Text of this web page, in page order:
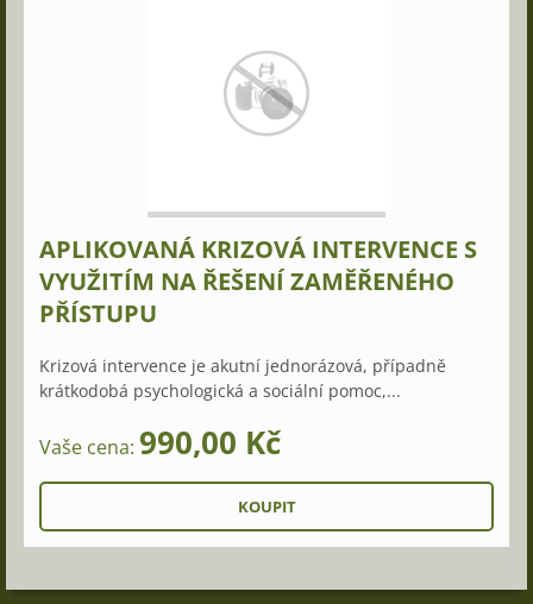
APLIKOVANÁ KRIZOVÁ INTERVENCE S
VYUŽITÍM NA ŘEŠENÍ ZAMĚŘENÉHO
PŘÍSTUPU
Krizová intervence je akutní jednorázová, případně
krátkodobá psychologická a sociální pomoc,...
Vaše cena: 990,00 Kč